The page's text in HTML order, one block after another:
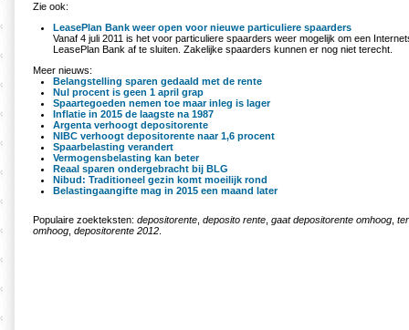
Zie ook:
LeasePlan Bank weer open voor nieuwe particuliere spaarders
Vanaf 4 juli 2011 is het voor particuliere spaarders weer mogelijk om een
LeasePlan Bank af te sluiten. Zakelijke spaarders kunnen er nog niet terecht.
Meer nieuws:
Belangstelling sparen gedaald met de rente
Nul procent is geen 1 april grap
Spaartegoeden nemen toe maar inleg is lager
Inflatie in 2015 de laagste na 1987
Argenta verhoogt depositorente
NIBC verhoogt depositorente naar 1,6 procent
Spaarbelasting verandert
Vermogensbelasting kan beter
Reaal sparen ondergebracht bij BLG
Nibud: Traditioneel gezin komt moeilijk rond
Belastingaangifte mag in 2015 een maand later
Populaire zoekteksten: depositorente deposito rente gaat depositorente omhoog
omhoog depositorente 2012